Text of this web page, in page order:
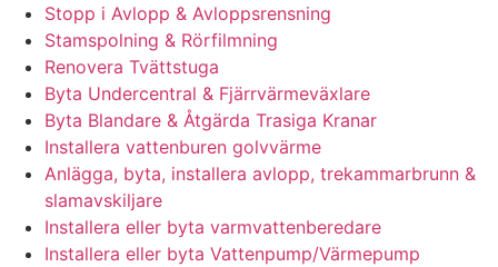
Stopp i Avlopp & Avloppsrensning
Stamspolning & Rörfilmning
Renovera Tvättstuga
Byta Undercentral & Fjärrvärmeväxlare
Byta Blandare & Åtgärda Trasiga Kranar
Installera vattenburen golvvärme
Anlägga, byta, installera avlopp, trekammarbrunn &
slamavskiljare
Installera eller byta varmvattenberedare
Installera eller byta Vattenpump/Värmepump